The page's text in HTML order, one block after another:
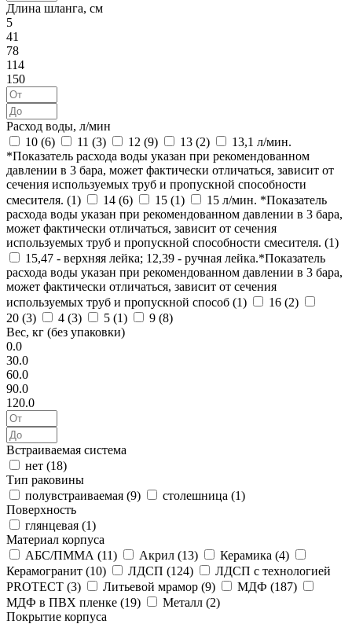
Длина шланга, см
5
41
78
114
150
Расход воды, л/мин
10 (6) 11 (3) 12 (9) 13 (2)
13,1 л/мин.
*Показатель расхода воды указан при рекомендованном
давлении в 3 бара, может фактически отличаться, зависит от
сечения используемых труб и пропускной способности
смесителя. (1) 14 (6) 15 (1)
15 л/мин. *Показатель
расхода воды указан при рекомендованном давлении в 3 бара,
может фактически отличаться, зависит от сечения
используемых труб и пропускной способности смесителя. (1)
15,47 - верхняя лейка; 12,39 - ручная лейка.*Показатель
расхода воды указан при рекомендованном давлении в 3 бара,
может фактически отличаться, зависит от сечения
используемых труб и пропускной способ (1) 16 (2)
20 (3) 4 (3) 5 (1) 9 (8)
Вес, кг (без упаковки)
0.0
30.0
60.0
90.0
120.0
Встраиваемая система
нет (18)
Тип раковины
полувстраиваемая (9) столешница (1)
Поверхность
глянцевая (1)
Материал корпуса
АБС/ПММА (11) Акрил (13) Керамика (4)
Керамогранит (10) ЛДСП (124)
ЛДСП с технологией
PROTECT (3) Литьевой мрамор (9) МДФ (187)
МДФ в ПВХ пленке (19) Металл (2)
Покрытие корпуса